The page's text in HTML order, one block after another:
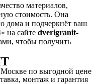
материалов,
стоимость. Она
дома и подчеркнёт ваш
на сайте dverigranit-
чтобы получить
по выгодной цене
монтаж и гарантия